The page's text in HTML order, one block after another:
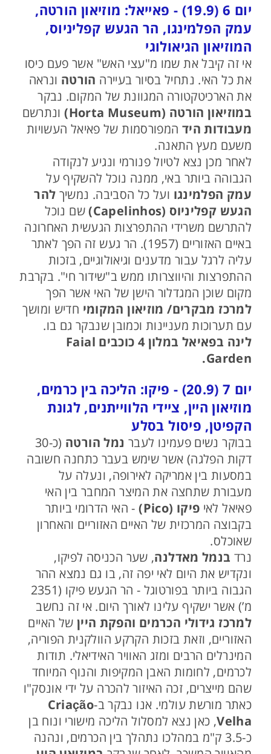
יום 6 (19.9) - פאייאל: מוזיאון הורטה,
עמק הפלמינגו, הר הגעש קפליניוס,
המוזיאון הגיאולוגי
אי זה קיבל את שמו מ"עצי האש" אשר פעם כיסו
את כל האי. נתחיל בסיור בעיירה הורטה ונראה
את הארכיטקטורה המגוונת של המקום. נבקר
במוזיאון הורטה (Horta Museum)
ונתרשם
מעבודות היד המפורסמות של פאיאל העשויות
משעם מעץ התאנה.
לאחר מכן נצא לטיול פנורמי ונגיע לנקודה
הגבוהה ביותר באי, ממנה נוכל להשקיף על
עמק הפלמינגו ועל כל הסביבה. נמשיך להר
הגעש קפליניוס (Capelinhos)
שם נוכל
להתרשם משרידי ההתפרצות הגעשית האחרונה
באיים האזוריים (1957). הר געש זה הפך לאתר
עליה לרגל עבור מדענים וגיאולוגיים, בזכות
ההתפרצות והיווצרותו ממש ב"שידור חי". בקרבת
מקום שוכן המגדלור הישן של האי אשר הפך
למרכז מבקרים/ מוזיאון המקומי חדיש ומושך
עם תערוכות מעניינות וכמובן שנבקר גם בו.
לינה בפאיאל במלון 4 כוכבים Faial
Garden.
יום 7 (20.9) - פיקו: הליכה בין כרמים,
מוזיאון היין, ציידי הלווייתנים, לגונת
הקפיטן, פיסול בסלע
בבוקר נשים פעמינו לעבר נמל הורטה
(כ-30
דקות הפלגה) אשר שימש בעבר כתחנה חשובה
במסעות בין אמריקה לאירופה, ונעלה על
מעבורת שתחצה את המיצר המחבר בין האי
פאיאל לאי פיקו (Pico)
- האי הדרומי ביותר
בקבוצה המרכזית של האיים האזוריים והאחרון
שאוכלס.
נרד בנמל מאדלנה, שער הכניסה לפיקו,
ונקדיש את היום לאי יפה זה, בו גם נמצא ההר
הגבוה ביותר בפורטוגל - הר הגעש פיקו (2351
מ’) אשר ישקיף עלינו לאורך היום. אי זה נחשב
למרכז גידולי הכרמים והפקת היין של האיים
האזוריים, וזאת בזכות הקרקע הוולקנית הפוריה,
המינרלים הרבים ומזג האוויר האידיאלי. תודות
לכרמים, לחומות האבן המקיפות והנוף המיוחד
שהם מייצרים, זכה האיזור להכרה על ידי אונסק"ו
כאתר מורשת עולמי. אנו נבקר ב-Criação
Velha, כאן נצא למסלול הליכה מישורי ונוח בן
כ-3.5 ק"מ במהלכו נתהלך בין הכרמים, ונהנה